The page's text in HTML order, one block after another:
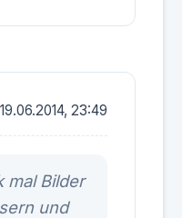
19.06.2014, 23:49
mal Bilder
und